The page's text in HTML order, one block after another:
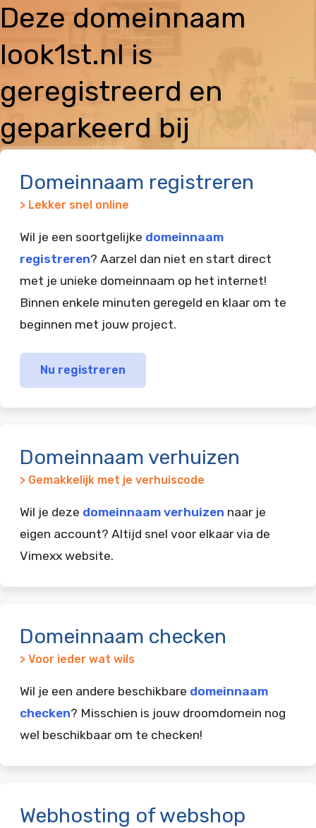
Deze domeinnaam
look1st.nl is
geregistreerd en
geparkeerd bij
Domeinnaam registreren
> Lekker snel online
Wil je een soortgelijke domeinnaam
registreren? Aarzel dan niet en start direct
met je unieke domeinnaam op het internet!
Binnen enkele minuten geregeld en klaar om te
beginnen met jouw project.
Nu registreren
Domeinnaam verhuizen
> Gemakkelijk met je verhuiscode
Wil je deze domeinnaam verhuizen naar je
eigen account? Altijd snel voor elkaar via de
Vimexx website.
Domeinnaam checken
> Voor ieder wat wils
Wil je een andere beschikbare domeinnaam
checken? Misschien is jouw droomdomein nog
wel beschikbaar om te checken!
Webhosting of webshop